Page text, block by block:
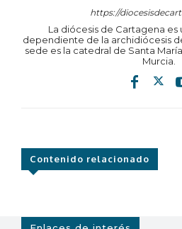
https://
La diócesis de Cartagena
dependiente de la archidiócesis
sede es la catedral de Santa
Murcia.
Contenido relacionado